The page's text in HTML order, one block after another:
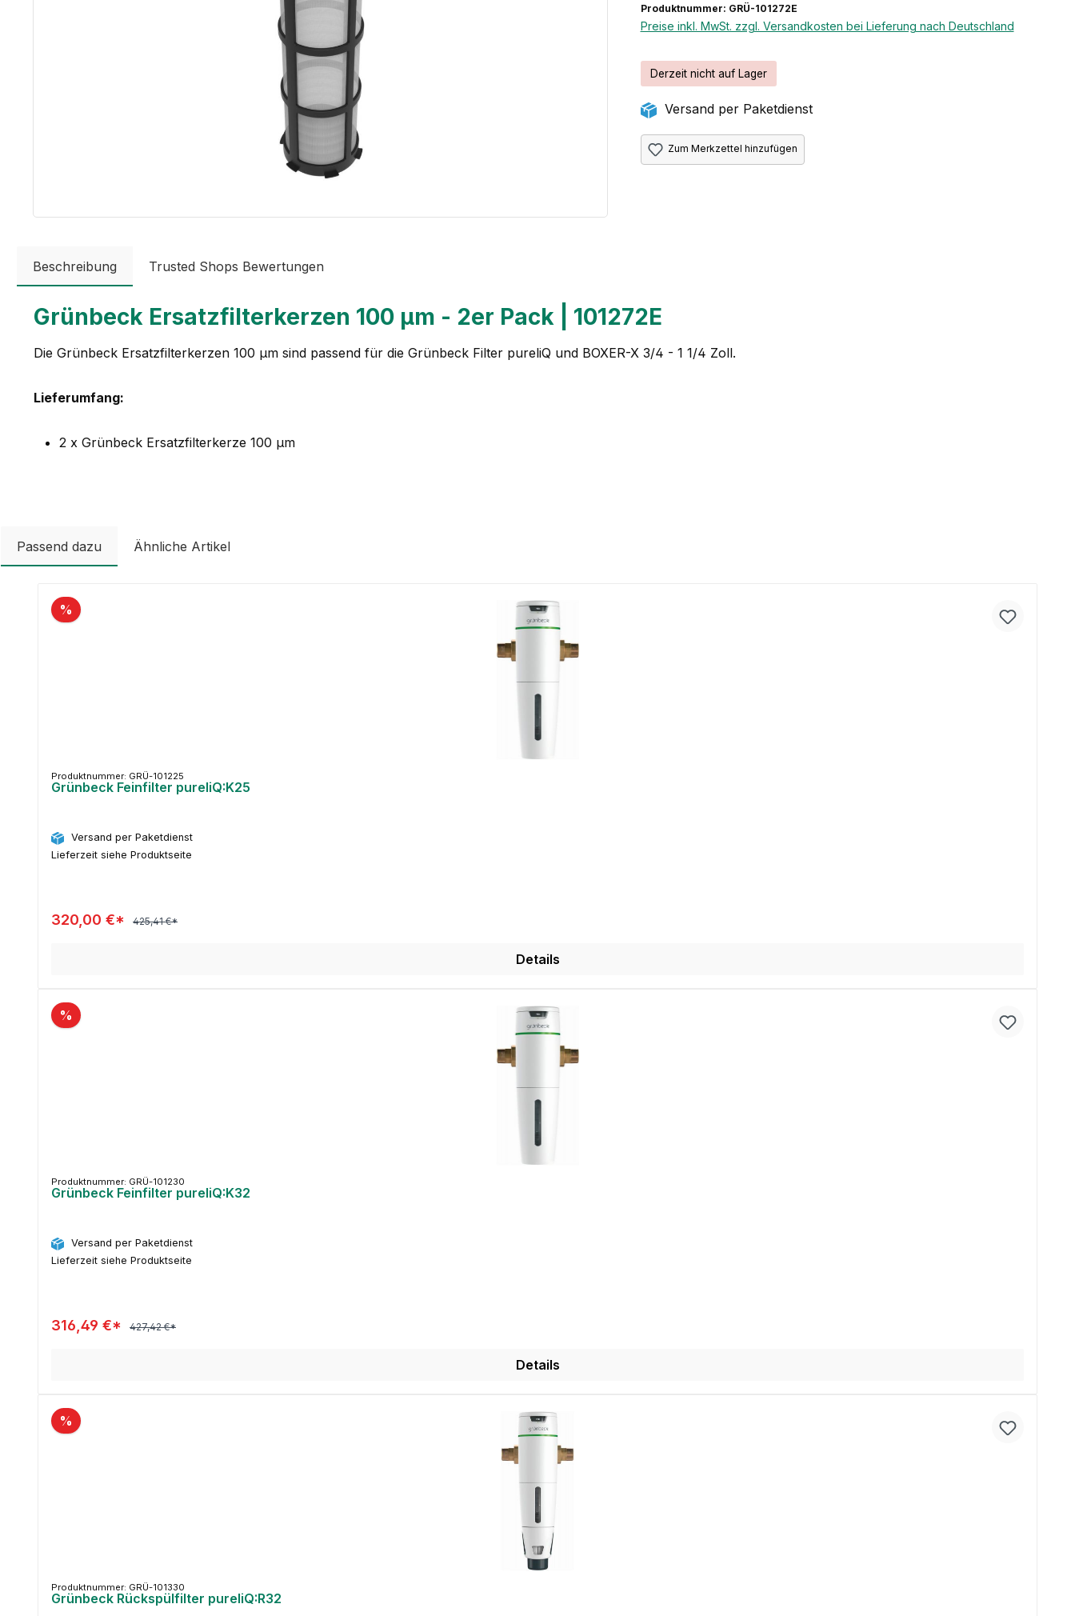
Produktnummer: GRÜ-101272E
Preise inkl. MwSt. zzgl. Versandkosten bei Lieferung nach Deutschland
Derzeit nicht auf Lager
Versand per Paketdienst
Zum Merkzettel hinzufügen
Beschreibung Trusted Shops Bewertungen
Grünbeck Ersatzfilterkerzen 100 µm - 2er Pack | 101272E
Die Grünbeck Ersatzfilterkerzen 100 µm sind passend für die Grünbeck Filter pureliQ und BOXER-X 3/4 - 1 1/4 Zoll.
Lieferumfang:
2 x Grünbeck Ersatzfilterkerze 100 µm
Passend dazu Ähnliche Artikel
%
Produktnummer: GRÜ-101225
Grünbeck Feinfilter pureliQ:K25
Versand per Paketdienst
Lieferzeit siehe Produktseite
320,00 €* 425,41 €*
Details
%
Produktnummer: GRÜ-101230
Grünbeck Feinfilter pureliQ:K32
Versand per Paketdienst
Lieferzeit siehe Produktseite
316,49 €* 427,42 €*
Details
%
Produktnummer: GRÜ-101330
Grünbeck Rückspülfilter pureliQ:R32